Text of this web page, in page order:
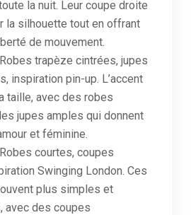
la nuit. Leur coupe droite
la silhouette tout en offrant
de mouvement.
Robes trapèze cintrées, jupes
inspiration pin-up. L’accent
taille, avec des robes
jupes amples qui donnent
et féminine.
Robes courtes, coupes
Swinging London. Ces
plus simples et
avec des coupes